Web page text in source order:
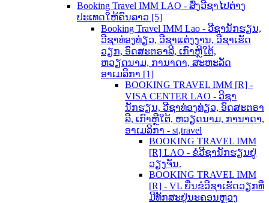
Booking Travel IMM LAO - ສົ່ງວີຊາໄປຕ່າງ
ປະເທດໃຫ້ຄົນລາວ [5]
Booking Travel IMM Lao - ວີຊານັກຮຽນ,
ວີຊາທ່ອງທ່ຽວ, ວີຊາແຕ່ງງານ, ວີຊາເຮັດ
ວຽກ, ອົດສະຕຣາລີ, ເກົາຫຼີໃຕ້,
ຫວຽດນາມ, ການາດາ, ສະຫະລັດ
ອາເມລິກາ [1]
BOOKING TRAVEL IMM [R] -
VISA CENTER LAO - ວີຊາ
ນັກຮຽນ, ວີຊາທ່ອງທ່ຽວ, ອົດສະຕຣາ
ລີ, ເກົາຫຼີໃຕ້, ຫວຽດນາມ, ການາດາ,
ອາເມລິກາ - st,travel
BOOKING TRAVEL IMM
[R] LAO - ຂໍວີຊານັກຮຽນຢູ່
ວຽງຈັນ.
BOOKING TRAVEL IMM
[R] - VL ຍື່ນຂໍວີຊາເຮັດວຽກທີ່
ມີທັກສະຢູ່ນະຄອນຫຼວງ